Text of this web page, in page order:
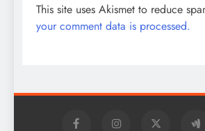
This site uses Akismet to reduce
your comment data is processed.